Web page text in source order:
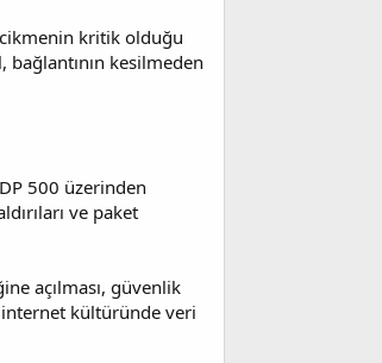
kritik olduğu
kesilmeden
500 üzerinden
ve paket
açılması, güvenlik
internet kültüründe veri